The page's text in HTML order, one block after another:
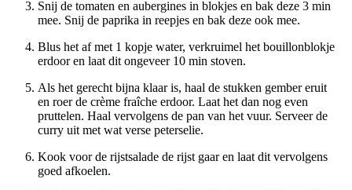
Snij de tomaten en aubergines in blokjes en bak deze 3 min
mee. Snij de paprika in reepjes en bak deze ook mee.
Blus het af met 1 kopje water, verkruimel het bouillonblokje
erdoor en laat dit ongeveer 10 min stoven.
Als het gerecht bijna klaar is, haal de stukken gember eruit
en roer de crème fraîche erdoor. Laat het dan nog even
pruttelen. Haal vervolgens de pan van het vuur. Serveer de
curry uit met wat verse peterselie.
Kook voor de rijstsalade de rijst gaar en laat dit vervolgens
goed afkoelen.